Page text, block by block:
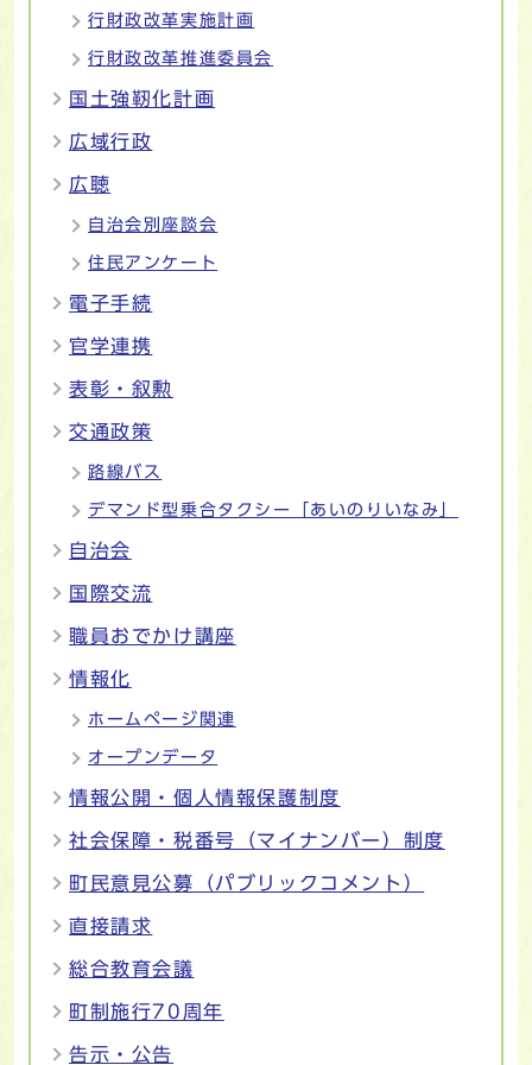
行財政改革実施計画
行財政改革推進委員会
国土強靭化計画
広域行政
広聴
自治会別座談会
住民アンケート
電子手続
官学連携
表彰・叙勲
交通政策
路線バス
デマンド型乗合タクシー「あいのりいなみ」
自治会
国際交流
職員おでかけ講座
情報化
ホームページ関連
オープンデータ
情報公開・個人情報保護制度
社会保障・税番号（マイナンバー）制度
町民意見公募（パブリックコメント）
直接請求
総合教育会議
町制施行70周年
告示・公告